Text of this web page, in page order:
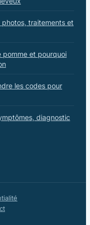
photos, traitements et
pomme et pourquoi
les codes pour
diagnostic